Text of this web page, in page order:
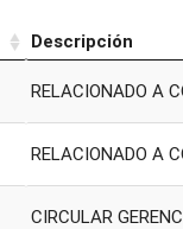
Descripción
RELACIONADO A
RELACIONADO A
CIRCULAR